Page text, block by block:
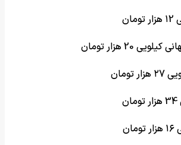
20 هزار تومان